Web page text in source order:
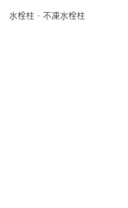
水栓柱・不凍水栓柱